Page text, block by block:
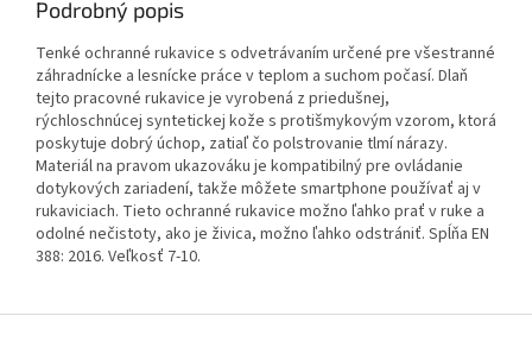
Podrobný popis
Tenké ochranné rukavice s odvetrávaním určené pre všestranné
záhradnícke a lesnícke práce v teplom a suchom počasí. Dlaň
tejto pracovné rukavice je vyrobená z priedušnej,
rýchloschnúcej syntetickej kože s protišmykovým vzorom, ktorá
poskytuje dobrý úchop, zatiaľ čo polstrovanie tlmí nárazy.
Materiál na pravom ukazováku je kompatibilný pre ovládanie
dotykových zariadení, takže môžete smartphone používať aj v
rukaviciach. Tieto ochranné rukavice možno ľahko prať v ruke a
odolné nečistoty, ako je živica, možno ľahko odstrániť. Spĺňa EN
388: 2016. Veľkosť 7-10.